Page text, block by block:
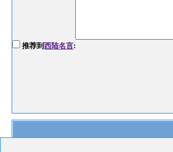
推荐到西陆名言: